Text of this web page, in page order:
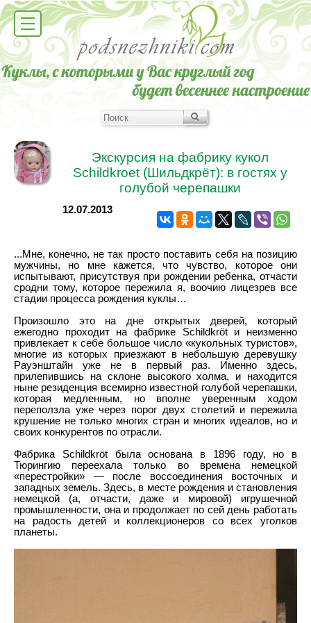
Экскурсия на фабрику кукол
Schildkroet (Шильдкрёт): в гостях у
голубой черепашки
12.07.2013
...Мне, конечно, не так просто поставить себя на позицию
мужчины, но мне кажется, что чувство, которое они
испытывают, присутствуя при рождении ребенка, отчасти
сродни тому, которое пережила я, воочию лицезрев все
стадии процесса рождения куклы…
Произошло это на дне открытых дверей, который
ежегодно проходит на фабрике Schildkröt и неизменно
привлекает к себе большое число «кукольных туристов»,
многие из которых приезжают в небольшую деревушку
Рауэнштайн уже не в первый раз. Именно здесь,
прилепившись на склоне высокого холма, и находится
ныне резиденция всемирно известной голубой черепашки,
которая медленным, но вполне уверенным ходом
переползла уже через порог двух столетий и пережила
крушение не только многих стран и многих идеалов, но и
своих конкурентов по отрасли.
Фабрика Schildkröt была основана в 1896 году, но в
Тюрингию переехала только во времена немецкой
«перестройки» — после воссоединения восточных и
западных земель. Здесь, в месте рождения и становления
немецкой (а, отчасти, даже и мировой) игрушечной
промышленности, она и продолжает по сей день работать
на радость детей и коллекционеров со всех уголков
планеты.